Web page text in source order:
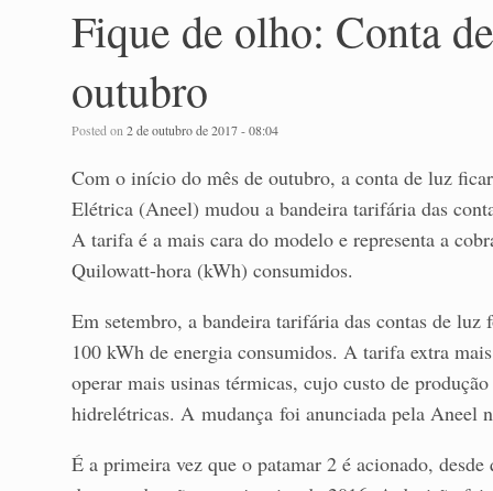
Fique de olho: Conta
outubro
Posted on2 de outubro de 2017 - 08:04
Com o início do mês de outubro, a conta de luz
Elétrica (Aneel) mudou a bandeira tarifária das
A tarifa é a mais cara do modelo e representa a
Quilowatt-hora (kWh) consumidos.
Em setembro, a bandeira tarifária das contas de
100 kWh de energia consumidos. A tarifa extra
operar mais usinas térmicas, cujo custo de
hidrelétricas. A mudança foi anunciada pela Aneel
É a primeira vez que o patamar 2 é acionado,